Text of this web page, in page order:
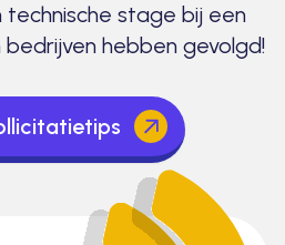
technische stage bij een
hebben gevolgd!